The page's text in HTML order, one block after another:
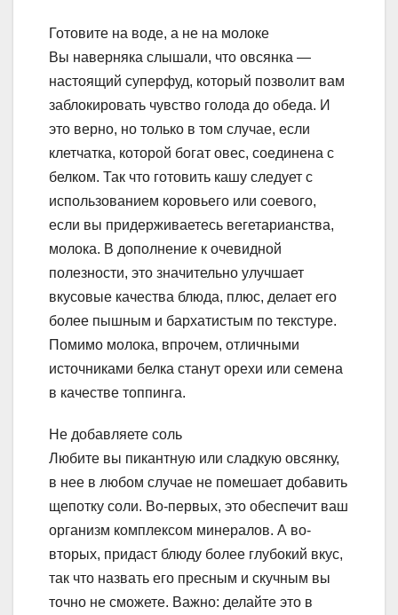
Готовите на воде, а не на молоке
Вы наверняка слышали, что овсянка —
настоящий суперфуд, который позволит вам
заблокировать чувство голода до обеда. И
это верно, но только в том случае, если
клетчатка, которой богат овес, соединена с
белком. Так что готовить кашу следует с
использованием коровьего или соевого,
если вы придерживаетесь вегетарианства,
молока. В дополнение к очевидной
полезности, это значительно улучшает
вкусовые качества блюда, плюс, делает его
более пышным и бархатистым по текстуре.
Помимо молока, впрочем, отличными
источниками белка станут орехи или семена
в качестве топпинга.
Не добавляете соль
Любите вы пикантную или сладкую овсянку,
в нее в любом случае не помешает добавить
щепотку соли. Во-первых, это обеспечит ваш
организм комплексом минералов. А во-
вторых, придаст блюду более глубокий вкус,
так что назвать его пресным и скучным вы
точно не сможете. Важно: делайте это в